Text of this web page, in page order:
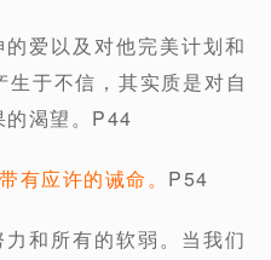
爱以及对他完美计划和
于不信，其实质是对自
的渴望。P44
有应许的诫命。 P54
和所有的软弱。当我们